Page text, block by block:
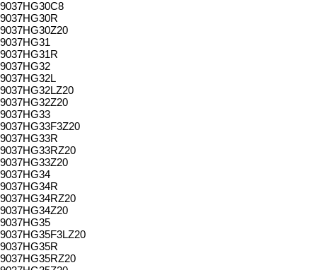
9037HG30C8
9037HG30R
9037HG30Z20
9037HG31
9037HG31R
9037HG32
9037HG32L
9037HG32LZ20
9037HG32Z20
9037HG33
9037HG33F3Z20
9037HG33R
9037HG33RZ20
9037HG33Z20
9037HG34
9037HG34R
9037HG34RZ20
9037HG34Z20
9037HG35
9037HG35F3LZ20
9037HG35R
9037HG35RZ20